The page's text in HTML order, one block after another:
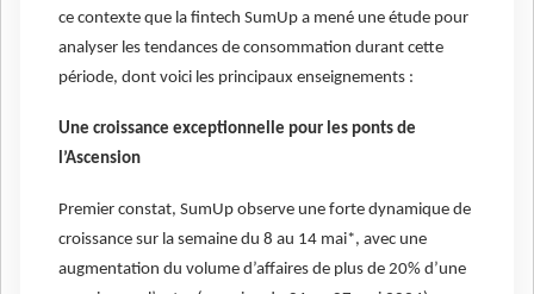
ce contexte que la fintech SumUp a mené une étude pour
analyser les tendances de consommation durant cette
période, dont voici les principaux enseignements :
Une croissance exceptionnelle pour les ponts de
l’Ascension
Premier constat, SumUp observe une forte dynamique de
croissance sur la semaine du 8 au 14 mai*, avec une
augmentation du volume d’affaires de plus de 20% d’une